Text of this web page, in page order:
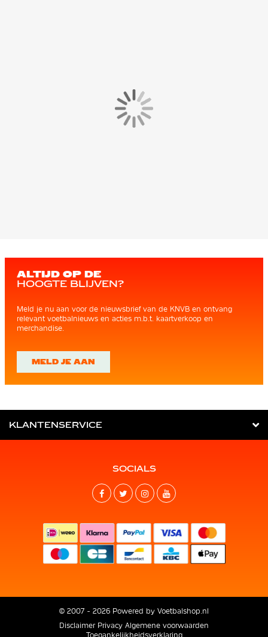
ALTIJD OP DE
HOOGTE BLIJVEN?
Meld je nu aan voor de nieuwsbrief van de KNVB en ontvang
relevant voetbalnieuws en acties m.b.t. kaartverkoop en
merchandise.
MELD JE AAN
KLANTENSERVICE
SOCIALS
© 2007 - 2026 Powered by Voetbalshop.nl
Disclaimer Privacy Algemene voorwaarden
Toegankelijkheidsverklaring